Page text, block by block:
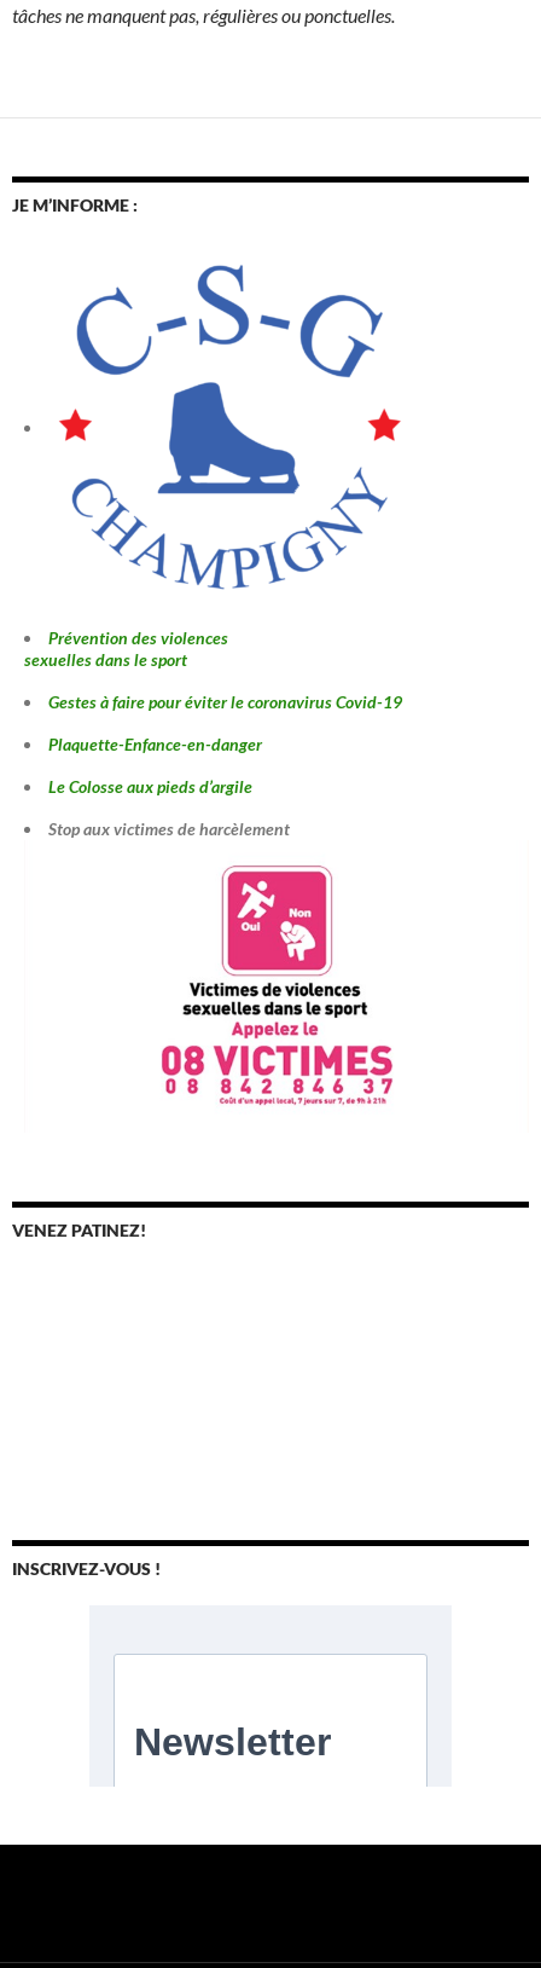
tâches ne manquent pas, régulières ou ponctuelles.
JE M’INFORME :
Prévention des violences
sexuelles dans le sport
Gestes à faire pour éviter le coronavirus Covid-19
Plaquette-Enfance-en-danger
Le Colosse aux pieds d’argile
Stop aux victimes de harcèlement
VENEZ PATINEZ!
INSCRIVEZ-VOUS !